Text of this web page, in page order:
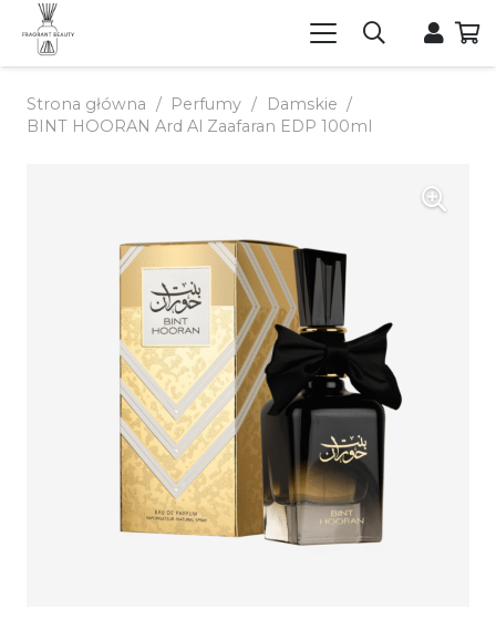
Strona główna / Perfumy / Damskie /
BINT HOORAN Ard Al Zaafaran EDP 100ml